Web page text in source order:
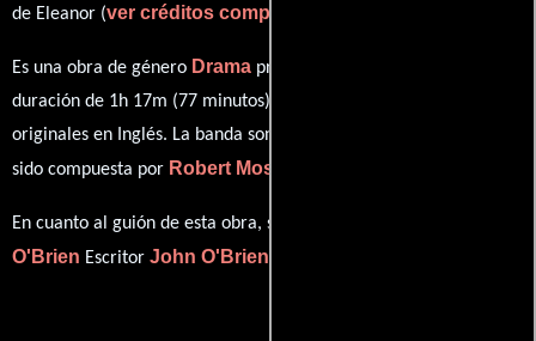
de Eleanor (ver créditos completos
Es una obra de género Drama producida en Australia. Con una
duración de 1h 17m (77 minutos), esta película tiene diálogos
originales en Inglés. La banda sonora para esta producción ha
sido compuesta por Robert Moss
En cuanto al guión de esta obra, se encuentra a cargo de
O'Brien Escritor John O'Brien